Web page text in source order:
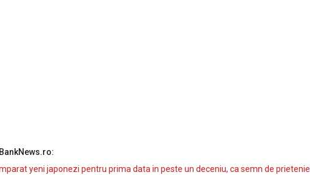
yeni japonezi pentru prima data in peste un deceniu, ca semn de prietenie